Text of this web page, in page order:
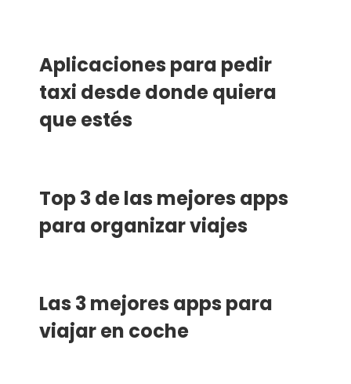
Aplicaciones para pedir
taxi desde donde quiera
que estés
Top 3 de las mejores apps
para organizar viajes
Las 3 mejores apps para
viajar en coche